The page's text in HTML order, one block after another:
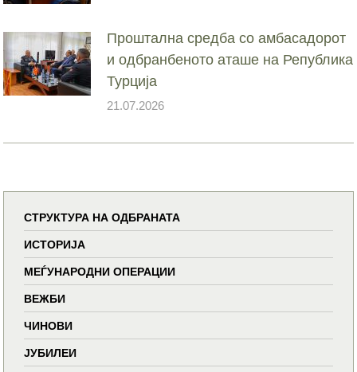
Проштална средба со амбасадорот
и одбранбеното аташе на Република
Турција
21.07.2026
СТРУКТУРА НА ОДБРАНАТА
ИСТОРИЈА
МЕЃУНАРОДНИ ОПЕРАЦИИ
ВЕЖБИ
ЧИНОВИ
ЈУБИЛЕИ